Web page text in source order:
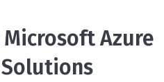
Microsoft Azure